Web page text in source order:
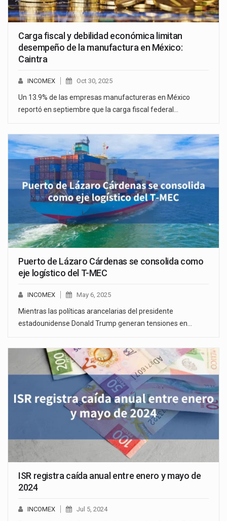
Carga fiscal y debilidad económica limitan
desempeño de la manufactura en México:
Caintra
INCOMEX Oct 30, 2025
Un 13.9% de las empresas manufactureras en México
reportó en septiembre que la carga fiscal federal…
Puerto de Lázaro Cárdenas se consolida como
eje logístico del T-MEC
INCOMEX May 6, 2025
Mientras las políticas arancelarias del presidente
estadounidense Donald Trump generan tensiones en…
ISR registra caída anual entre enero y mayo de
2024
INCOMEX Jul 5, 2024